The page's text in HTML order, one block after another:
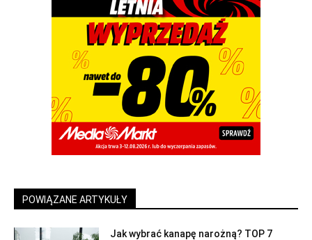
POWIĄZANE ARTYKUŁY
Jak wybrać kanapę narożną? TOP 7